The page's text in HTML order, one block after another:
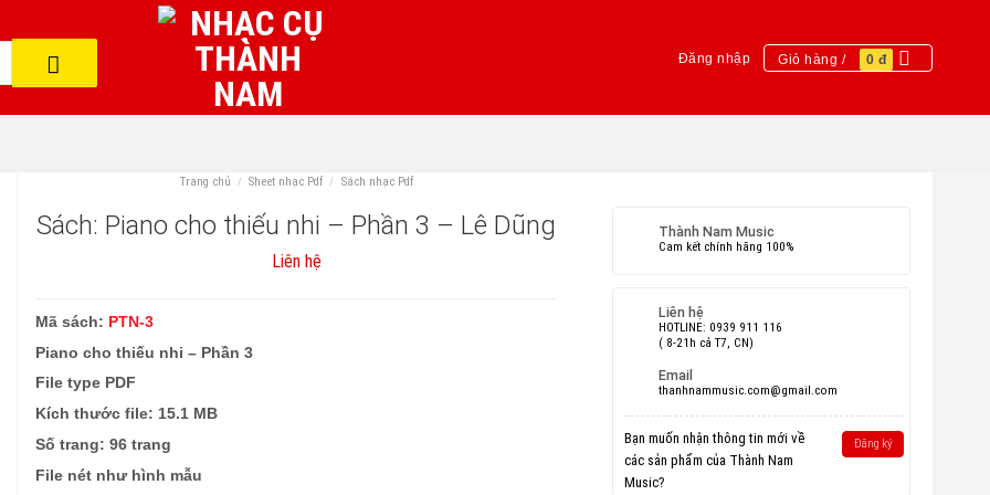
Đăng nhập Giỏ hàng / 0 đ
Trang chủ / Sheet nhạc Pdf / Sách nhạc Pdf
Sách: Piano cho thiếu nhi – Phần 3 – Lê Dũng
Liên hệ
Mã sách: PTN-3
Piano cho thiếu nhi – Phần 3
File type PDF
Kích thước file: 15.1 MB
Số trang: 96 trang
File nét như hình mẫu
Thành Nam Music
Cam kết chính hãng 100%
Liên hệ
HOTLINE: 0939 911 116
( 8-21h cả T7, CN)
Email
thanhnammusic.com@gmail.com
Bạn muốn nhận thông tin mới về
các sản phẩm của Thành Nam
Music?
Đăng ký